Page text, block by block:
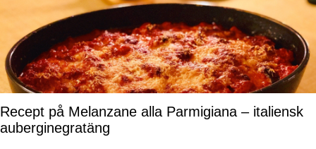
Recept på Melanzane alla Parmigiana – italiensk
auberginegratäng